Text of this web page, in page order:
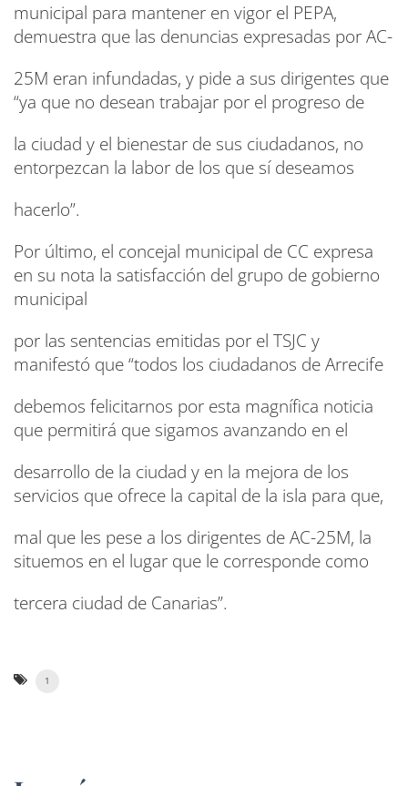
municipal para mantener en vigor el PEPA,
demuestra que las denuncias expresadas por AC-
25M eran infundadas, y pide a sus dirigentes que
“ya que no desean trabajar por el progreso de
la ciudad y el bienestar de sus ciudadanos, no
entorpezcan la labor de los que sí deseamos
hacerlo”.
Por último, el concejal municipal de CC expresa
en su nota la satisfacción del grupo de gobierno
municipal
por las sentencias emitidas por el TSJC y
manifestó que “todos los ciudadanos de Arrecife
debemos felicitarnos por esta magnífica noticia
que permitirá que sigamos avanzando en el
desarrollo de la ciudad y en la mejora de los
servicios que ofrece la capital de la isla para que,
mal que les pese a los dirigentes de AC-25M, la
situemos en el lugar que le corresponde como
tercera ciudad de Canarias”.
1